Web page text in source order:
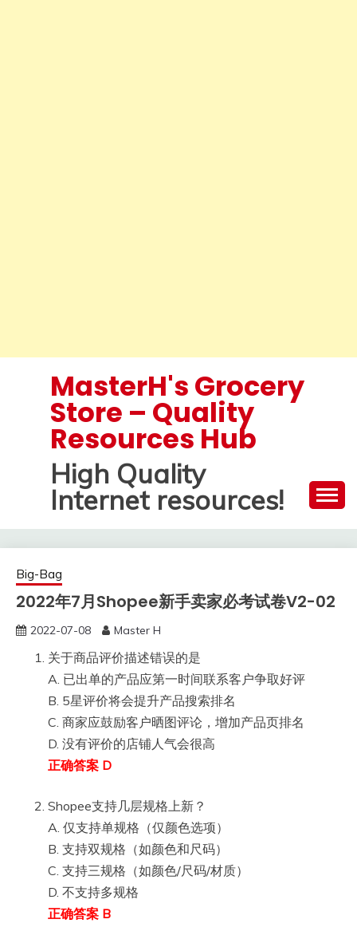
MasterH's Grocery
Store – Quality
Resources Hub
High Quality
Internet resources!
Big-Bag
2022年7月Shopee新手卖家必考试卷V2-02
2022-07-08 Master H
关于商品评价描述错误的是
A. 已出单的产品应第一时间联系客户争取好评
B. 5星评价将会提升产品搜索排名
C. 商家应鼓励客户晒图评论，增加产品页排名
D. 没有评价的店铺人气会很高
正确答案 D
Shopee支持几层规格上新？
A. 仅支持单规格（仅颜色选项）
B. 支持双规格（如颜色和尺码）
C. 支持三规格（如颜色/尺码/材质）
D. 不支持多规格
正确答案 B